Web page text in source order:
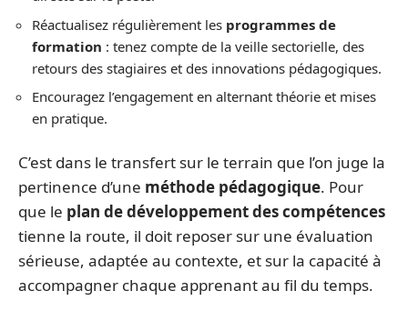
Réactualisez régulièrement les programmes de
formation : tenez compte de la veille sectorielle, des
retours des stagiaires et des innovations pédagogiques.
Encouragez l’engagement en alternant théorie et mises
en pratique.
C’est dans le transfert sur le terrain que l’on juge la
pertinence d’une méthode pédagogique. Pour
que le plan de développement des compétences
tienne la route, il doit reposer sur une évaluation
sérieuse, adaptée au contexte, et sur la capacité à
accompagner chaque apprenant au fil du temps.